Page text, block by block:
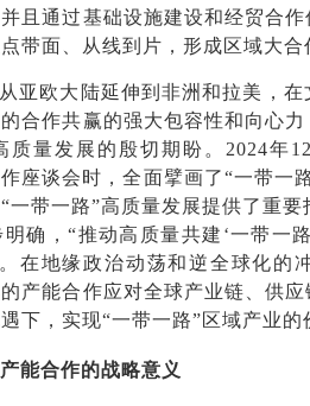
且通过基础设施建设和经贸合
带面、从线到片，形成区域大
亚欧大陆延伸到非洲和拉美，
合作共赢的强大包容性和向心
质量发展的殷切期盼。2024年
座谈会时，全面擘画了“一带一
一带一路”高质量发展提供了重
明确，“推动高质量共建‘一带
在地缘政治动荡和逆全球化的
产能合作应对全球产业链、供
下，实现“一带一路”区域产业
能合作的战略意义